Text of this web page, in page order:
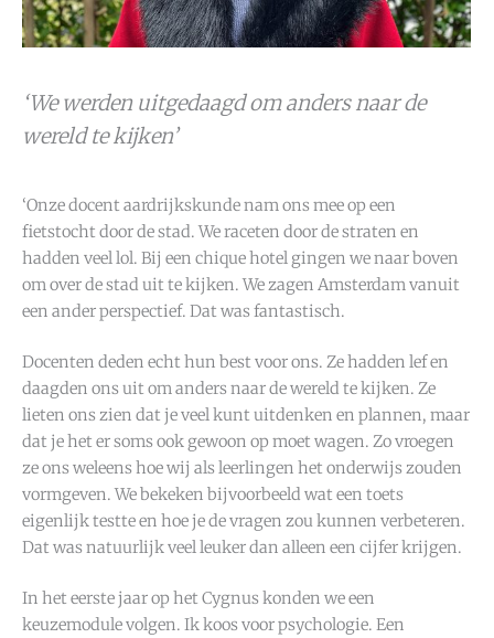
‘We werden uitgedaagd om anders naar de
wereld te kijken’
‘Onze docent aardrijkskunde nam ons mee op een
fietstocht door de stad. We raceten door de straten en
hadden veel lol. Bij een chique hotel gingen we naar boven
om over de stad uit te kijken. We zagen Amsterdam vanuit
een ander perspectief. Dat was fantastisch.
Docenten deden echt hun best voor ons. Ze hadden lef en
daagden ons uit om anders naar de wereld te kijken. Ze
lieten ons zien dat je veel kunt uitdenken en plannen, maar
dat je het er soms ook gewoon op moet wagen. Zo vroegen
ze ons weleens hoe wij als leerlingen het onderwijs zouden
vormgeven. We bekeken bijvoorbeeld wat een toets
eigenlijk testte en hoe je de vragen zou kunnen verbeteren.
Dat was natuurlijk veel leuker dan alleen een cijfer krijgen.
In het eerste jaar op het Cygnus konden we een
keuzemodule volgen. Ik koos voor psychologie. Een